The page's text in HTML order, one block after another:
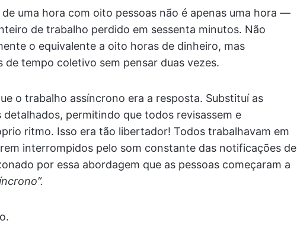
de uma hora com oito pessoas não é apenas uma hora —
de trabalho perdido em sessenta minutos. Não
o equivalente a oito horas de dinheiro, mas
de tempo coletivo sem pensar duas vezes.
o trabalho assíncrono era a resposta. Substituí as
permitindo que todos revisassem e
ritmo. Isso era tão libertador! Todos trabalhavam em
interrompidos pelo som constante das notificações de
por essa abordagem que as pessoas começaram a